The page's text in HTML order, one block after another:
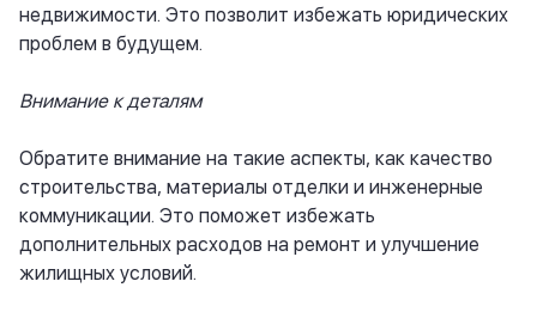
недвижимости. Это позволит избежать юридических
проблем в будущем.
Внимание к деталям
Обратите внимание на такие аспекты, как качество
строительства, материалы отделки и инженерные
коммуникации. Это поможет избежать
дополнительных расходов на ремонт и улучшение
жилищных условий.